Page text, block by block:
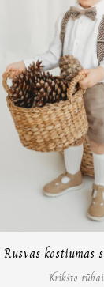
Rusvas kostiumas
Krikšto rūbai